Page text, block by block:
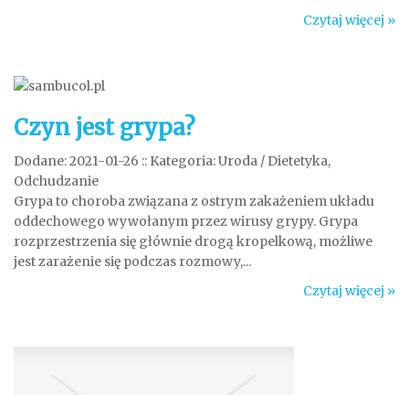
Czytaj więcej »
Czyn jest grypa?
Dodane: 2021-01-26 :: Kategoria: Uroda / Dietetyka,
Odchudzanie
Grypa to choroba związana z ostrym zakażeniem układu
oddechowego wywołanym przez wirusy grypy. Grypa
rozprzestrzenia się głównie drogą kropelkową, możliwe
jest zarażenie się podczas rozmowy,...
Czytaj więcej »